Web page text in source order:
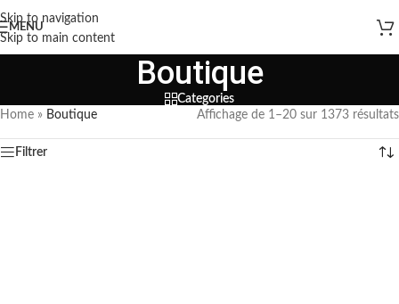
Skip to navigation
Skip to main content
MENU
Boutique
Categories
Home » Boutique Affichage de 1–20 sur 1373 résultats
Filtrer